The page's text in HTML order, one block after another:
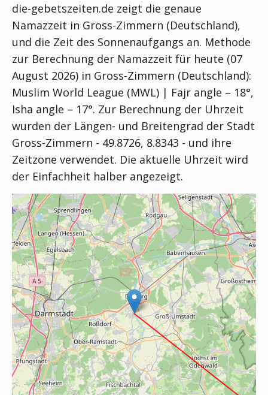
die-gebetszeiten.de zeigt die genaue
Namazzeit in Gross-Zimmern (Deutschland),
und die Zeit des Sonnenaufgangs an. Methode
zur Berechnung der Namazzeit für heute (07
August 2026) in Gross-Zimmern (Deutschland):
Muslim World League (MWL) | Fajr angle – 18°,
Isha angle – 17°. Zur Berechnung der Uhrzeit
wurden der Längen- und Breitengrad der Stadt
Gross-Zimmern - 49.8726, 8.8343 - und ihre
Zeitzone verwendet. Die aktuelle Uhrzeit wird
der Einfachheit halber angezeigt.